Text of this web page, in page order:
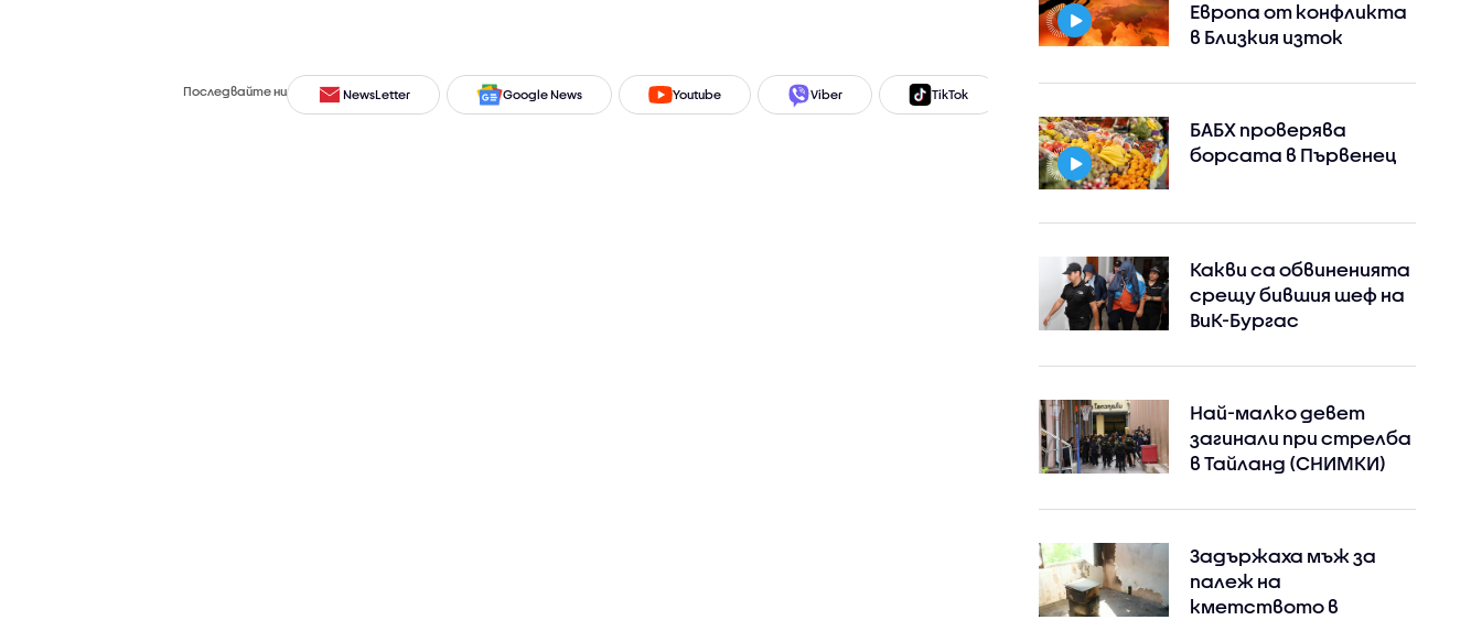
Последвайте ни NewsLetter Google News Youtube Viber TikTok
Европа от конфликта
в Близкия изток
БАБХ проверява
борсата в Първенец
Какви са обвиненията
срещу бившия шеф на
ВиК-Бургас
Най-малко девет
загинали при стрелба
в Тайланд (СНИМКИ)
Задържаха мъж за
палеж на
кметството в